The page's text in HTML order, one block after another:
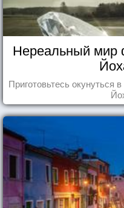
Нереальный мир
Приготовьтесь окунуться